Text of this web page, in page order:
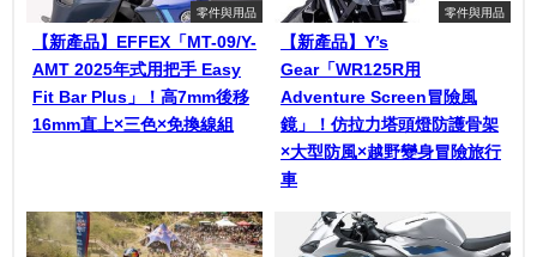
零件與用品
【新產品】EFFEX「MT-09/Y-
AMT 2025年式用把手 Easy
Fit Bar Plus」！高7mm後移
16mm直上×三色×免換線組
零件與用品
【新產品】Y’s
Gear「WR125R用
Adventure Screen冒險風
鏡」！仿拉力塔頭燈防護骨架
×大型防風×越野變身冒險旅行
車